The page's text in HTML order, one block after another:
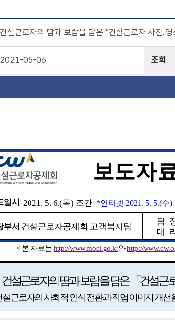
건설근로자의 땀과 보람을 담은 "건설근로자 사진.영
2021-05-06 조회